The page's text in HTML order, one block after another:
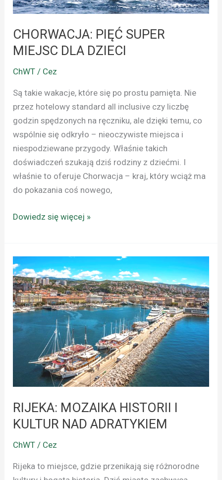
CHORWACJA: PIĘĆ SUPER
MIEJSC DLA DZIECI
ChWT / Cez
Są takie wakacje, które się po prostu pamięta. Nie
przez hotelowy standard all inclusive czy liczbę
godzin spędzonych na ręczniku, ale dzięki temu, co
wspólnie się odkryło – nieoczywiste miejsca i
niespodziewane przygody. Właśnie takich
doświadczeń szukają dziś rodziny z dziećmi. I
właśnie to oferuje Chorwacja – kraj, który wciąż ma
do pokazania coś nowego,
Dowiedz się więcej »
RIJEKA: MOZAIKA HISTORII I
KULTUR NAD ADRATYKIEM
ChWT / Cez
Rijeka to miejsce, gdzie przenikają się różnorodne
RIJEKA:
MOZAIKA
HISTORII
I
KULTUR
NAD
ADRATYKIEM